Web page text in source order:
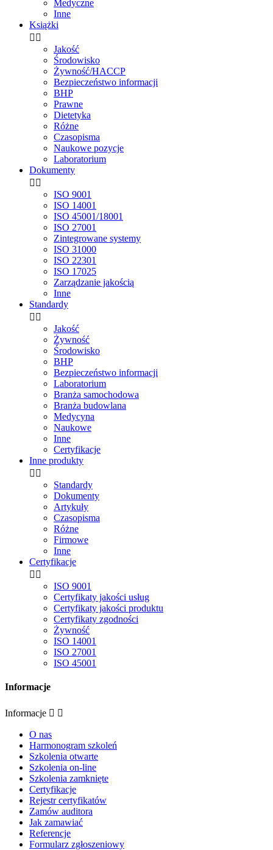
Medyczne
Inne
Książki
 
Jakość
Środowisko
Żywność/HACCP
Bezpieczeństwo informacji
BHP
Prawne
Dietetyka
Różne
Czasopisma
Naukowe pozycje
Laboratorium
Dokumenty
 
ISO 9001
ISO 14001
ISO 45001/18001
ISO 27001
Zintegrowane systemy
ISO 31000
ISO 22301
ISO 17025
Zarządzanie jakością
Inne
Standardy
 
Jakość
Żywność
Środowisko
BHP
Bezpieczeństwo informacji
Laboratorium
Branża samochodowa
Branża budowlana
Medycyna
Naukowe
Inne
Certyfikacje
Inne produkty
 
Standardy
Dokumenty
Artykuły
Czasopisma
Różne
Firmowe
Inne
Certyfikacje
 
ISO 9001
Certyfikaty jakości usług
Certyfikaty jakości produktu
Certyfikaty zgodności
Żywność
ISO 14001
ISO 27001
ISO 45001
Informacje
Informacje  
O nas
Harmonogram szkoleń
Szkolenia otwarte
Szkolenia on-line
Szkolenia zamknięte
Certyfikacje
Rejestr certyfikatów
Zamów auditora
Jak zamawiać
Referencje
Formularz zgłoszeniowy